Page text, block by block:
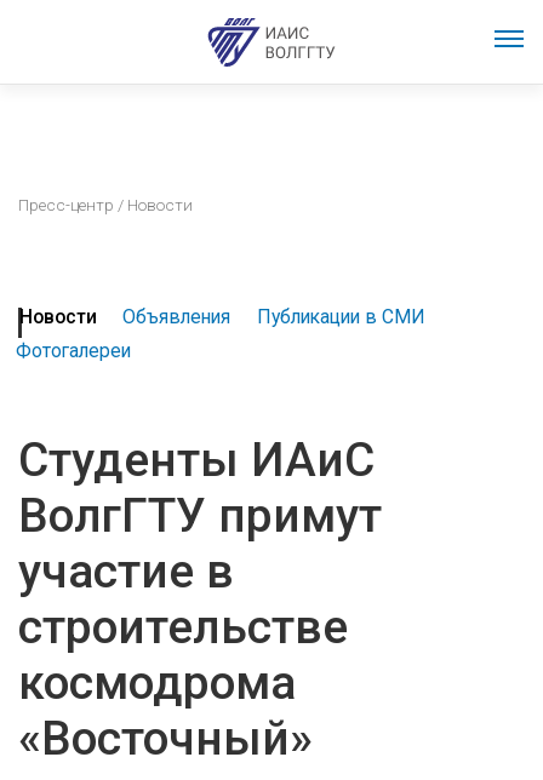
Пресс-центр / Новости
Новости Объявления
Публикации в СМИ
Фотогалереи
Студенты ИАиС
ВолгГТУ примут
участие в
строительстве
космодрома
«Восточный»